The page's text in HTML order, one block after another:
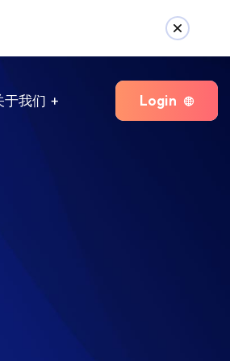
于我们 Login